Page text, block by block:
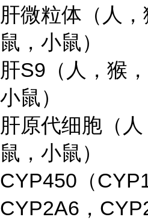
肝微粒体（人
鼠，小鼠）
肝S9（人，猴
小鼠）
肝原代细胞（
鼠，小鼠）
CYP450（
CYP2A6，